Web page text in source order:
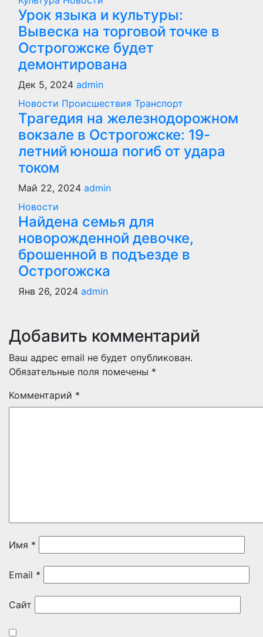
Урок языка и культуры:
Вывеска на торговой точке в
Острогожске будет
демонтирована
Дек 5, 2024 admin
Новости Происшествия Транспорт
Трагедия на железнодорожном
вокзале в Острогожске: 19-
летний юноша погиб от удара
током
Май 22, 2024 admin
Новости
Найдена семья для
новорожденной девочке,
брошенной в подъезде в
Острогожска
Янв 26, 2024 admin
Добавить комментарий
Ваш адрес email не будет опубликован.
Обязательные поля помечены *
Комментарий *
Имя *
Email *
Сайт